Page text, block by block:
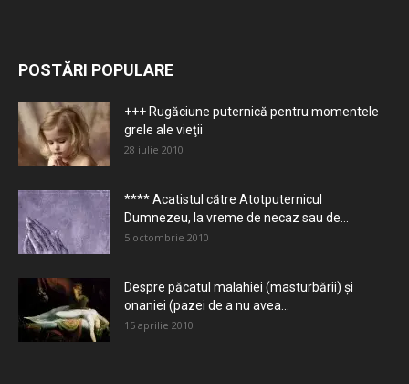
POSTĂRI POPULARE
+++ Rugăciune puternică pentru momentele
grele ale vieţii
28 iulie 2010
**** Acatistul către Atotputernicul
Dumnezeu, la vreme de necaz sau de...
5 octombrie 2010
Despre păcatul malahiei (masturbării) şi
onaniei (pazei de a nu avea...
15 aprilie 2010